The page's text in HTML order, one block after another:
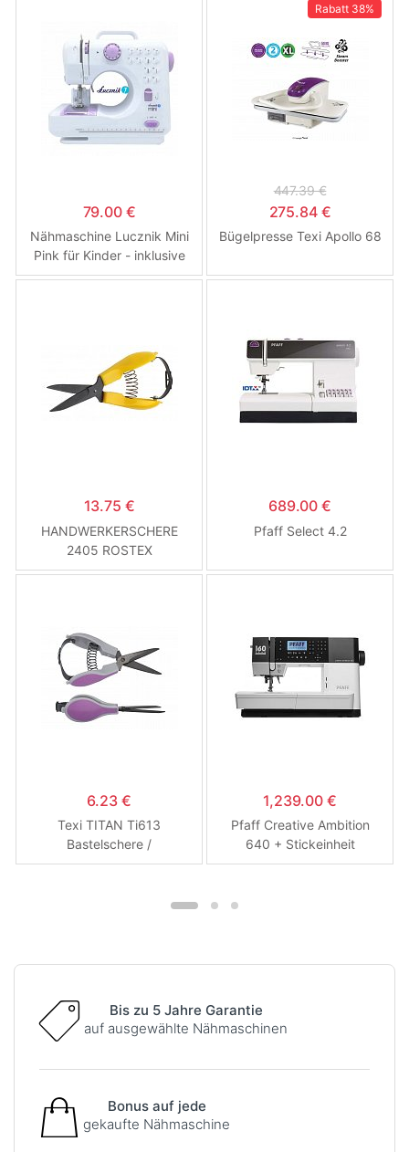
79.00 €
Nähmaschine Lucznik Mini
Pink für Kinder - inklusive
Fingerschutz
Rabatt 38%
447.39 €
275.84 €
Bügelpresse Texi Apollo 68
13.75 €
HANDWERKERSCHERE
2405​​​​​​​ ROSTEX
689.00 €
Pfaff Select 4.2
6.23 €
Texi TITAN Ti613
Bastelschere /
Handflächen
1,239.00 €
Pfaff Creative Ambition
640 + Stickeinheit
Bis zu 5 Jahre Garantie
auf ausgewählte Nähmaschinen
Bonus auf jede
gekaufte Nähmaschine